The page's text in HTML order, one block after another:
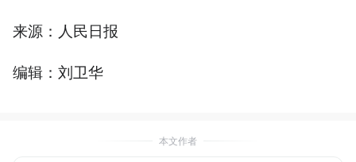
来源：人民日报
编辑：刘卫华
本文作者